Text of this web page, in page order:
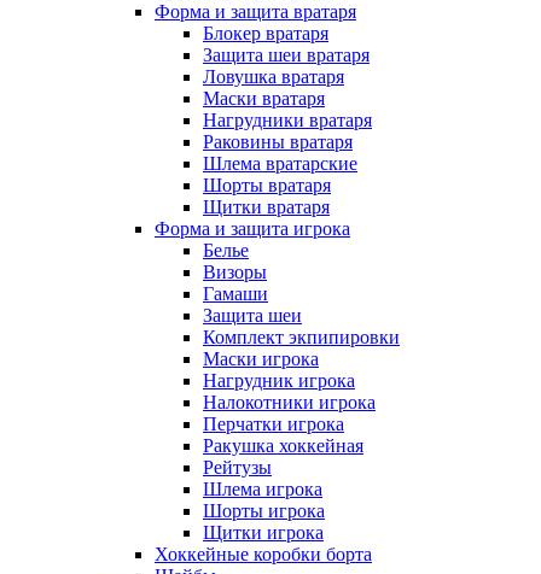
Форма и защита вратаря
Блокер вратаря
Защита шеи вратаря
Ловушка вратаря
Маски вратаря
Нагрудники вратаря
Раковины вратаря
Шлема вратарские
Шорты вратаря
Щитки вратаря
Форма и защита игрока
Белье
Визоры
Гамаши
Защита шеи
Комплект экпипировки
Маски игрока
Нагрудник игрока
Налокотники игрока
Перчатки игрока
Ракушка хоккейная
Рейтузы
Шлема игрока
Шорты игрока
Щитки игрока
Хоккейные коробки борта